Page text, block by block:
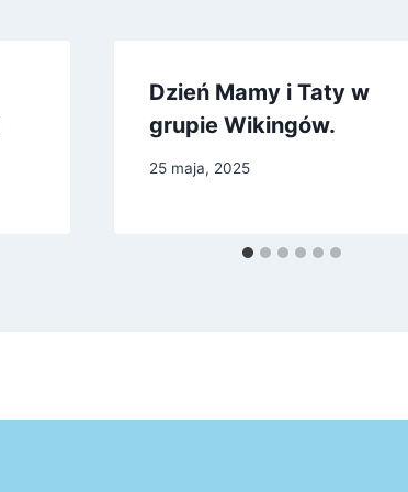
Dzień Mamy i Taty w
grupie Wikingów.
25 maja, 2025